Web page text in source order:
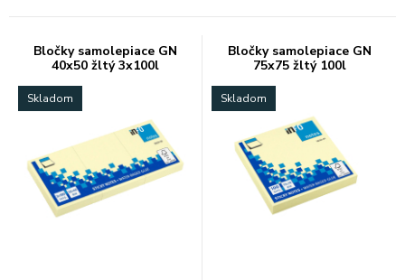
Bločky samolepiace GN
40x50 žltý 3x100l
Skladom
Bločky samolepiace GN
75x75 žltý 100l
Skladom